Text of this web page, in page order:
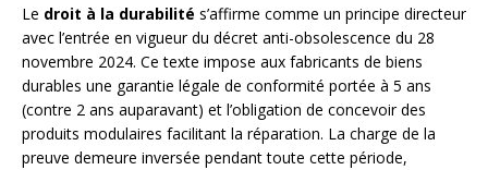
Le droit à la durabilité s’affirme comme un principe directeur
avec l’entrée en vigueur du décret anti-obsolescence du 28
novembre 2024. Ce texte impose aux fabricants de biens
durables une garantie légale de conformité portée à 5 ans
(contre 2 ans auparavant) et l’obligation de concevoir des
produits modulaires facilitant la réparation. La charge de la
preuve demeure inversée pendant toute cette période,